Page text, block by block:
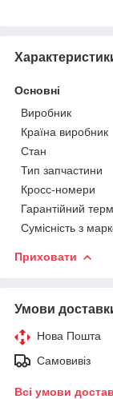
Основні
Виробник
Країна виробник
Стан
Тип запчастини
Кросс-номери
Гарантійний
Сумісність з
Приховати
Умови
Нова Пошта
Самовивіз
Всі умови